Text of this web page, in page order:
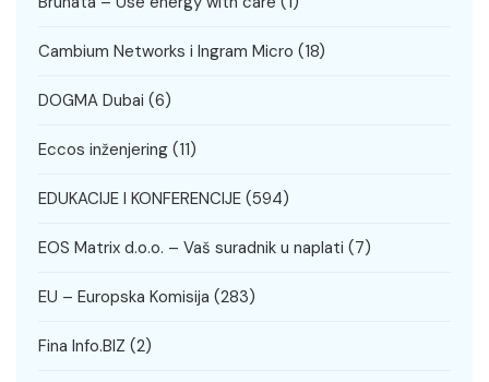
Cambium Networks i Ingram Micro (18)
DOGMA Dubai (6)
Eccos inženjering (11)
EDUKACIJE I KONFERENCIJE (594)
EOS Matrix d.o.o. – Vaš suradnik u naplati (7)
EU – Europska Komisija (283)
Fina Info.BIZ (2)